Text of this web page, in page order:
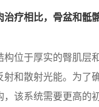
治疗相比，骨盆和骶
构位于厚实的臀肌层
射和散射光能。为了
，该系统需要更高的